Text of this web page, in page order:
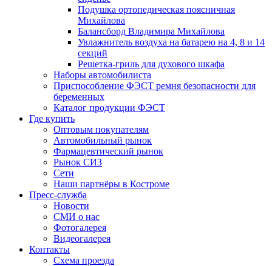
Подушка ортопедическая поясничная
Михайлова
Балансборд Владимира Михайлова
Увлажнитель воздуха на батарею на 4, 8 и 14
секций
Решетка-гриль для духового шкафа
Наборы автомобилиста
Приспособление ФЭСТ ремня безопасности для
беременных
Каталог продукции ФЭСТ
Где купить
Оптовым покупателям
Автомобильный рынок
Фармацевтический рынок
Рынок СИЗ
Сети
Наши партнёры в Костроме
Пресс-служба
Новости
СМИ о нас
Фотогалерея
Видеогалерея
Контакты
Схема проезда